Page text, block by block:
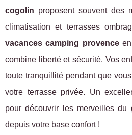
cogolin proposent souvent des
climatisation et terrasses
vacances camping provenceen
combine liberté et sécurité. Vos
toute tranquillité pendant que
votre terrasse privée. Un
pour découvrir les merveilles du
depuis votre base confort !